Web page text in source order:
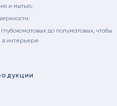
и мытью;
до полуматовых, чтобы
интерьере.